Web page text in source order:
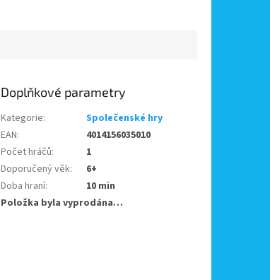
Doplňkové parametry
Kategorie:
Společenské hry
EAN:
4014156035010
Počet hráčů:
1
Doporučený věk:
6+
Doba hraní:
10 min
Položka byla vyprodána…